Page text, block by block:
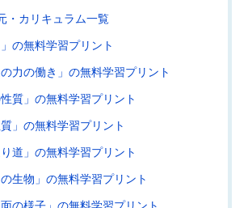
・カリキュラム一覧
」の無料学習プリント
の力の働き」の無料学習プリント
性質」の無料学習プリント
質」の無料学習プリント
り道」の無料学習プリント
の生物」の無料学習プリント
面の様子」の無料学習プリント